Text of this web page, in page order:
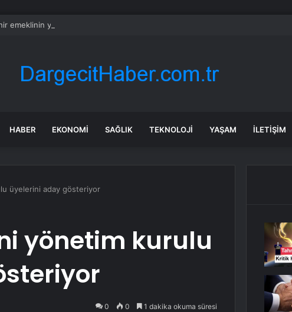
emeklinin yanında
HABER EKONOMI SAĞLIK TEKNOLOJI YAŞAM İLETIŞIM
üyelerini aday gösteriyor
yönetim kurulu
0 0 1 dakika okuma süresi